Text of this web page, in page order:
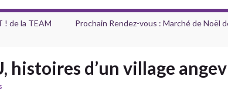
! de la TEAM
Prochain Rendez-vous : Marché de Noël
histoires d’un village